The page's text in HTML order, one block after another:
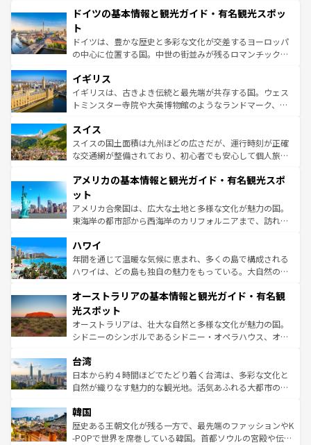
せる。地方によって風土や気候が異なるスペインはその個
ンテンツ一覧 を参照してほしい。
で、幅広い魅力が詰まっている。華麗な宮殿、歴史的な大
聖堂、美しいビーチ、そして豊かな自然が、訪れる者を心
から魅了する。また、フランスは美食の国としても知ら
れ、フランス料理はユネスコ無形文化遺産にも登録されて
香り高いラベンダー畑など、多彩な楽しみ方が可能だ。さ
らに、パリ以外の地域にも魅力が溢れており、どの街角に
も豊かな歴史と文化が息づいている。パリ以外の個性あふ
を参照してほしい。
ドイツの基本情報と観光ガイド・有名観光スポッ
ト
ドイツは、豊かな歴史と多彩な文化が交差するヨーロッパ
の中心に位置する国。中世の街並みが残るロマンチック街
顔を持つこの国は、どこを歩いても飽きることがない。ベ
ルリンの文化的活気、バイエルン州のアルプスの絶景、そ
してライン川沿いのワイン畑といった風景は必見。ビール
は、お酒好きな人にはぜひ体験してほしい。 なお、新着の
ドイツ情報はコンテンツ一覧を参照してほしい。
イギリス
イギリスは、古きよき伝統と最先端が共存する国。ウェス
トミンスター寺院や大英博物館のようなランドマーク、歴
リアごとに異なる魅力がある。また、優雅なアフタヌーン
ティー、ビール好きにはたまらない英国パブ、サッカー観
戦など、本場だからこそできる体験も豊富。イギリスを旅
ンツ一覧を参照してほしい。
スイス
スイスの国土面積は九州ほどの広さだが、運行時刻が正確
な交通網が整備されており、初心者でも安心して個人旅行
の建物がそのまま残る町や、スイスならではのユニークな
博物館もあり、アルプス観光だけでなく町歩きも満喫する
ことができる。国民の所得が高いため物価も高いが、旅行
者向けの交通パス提供のサービスもあり、うまく活用すれ
着のスイス情報は
アメリカの基本情報と観光ガイド・有名観光スポ
ット
アメリカ合衆国は、広大な土地と多様な文化が魅力の国。
東海岸の都市部から西海岸のカリフォルニアまで、訪れる
のような巨大都市は、観光、ショッピング、エンターテイ
ンメントが詰まった刺激的なスポットだ。一方、アメリカ
西部には大自然が広がり、グランドキャニオンやイエロー
部のニューオーリンズでは、音楽と美食が融合した独特の
文化が魅力。旅行者はアメリカの各地域で異なる魅力を楽
しみながら、その多様性と豊かな歴史を感じることができ
るだろう。車でのロードトリップや列車の旅も、アメリカ
情報は
ハワイ
年間を通じて温暖な気候に恵まれ、多くの島で構成される
ハワイは、どの島も独自の魅力をもっている。大自然の神
ワイ島は見逃せない。また、定番の観光地といえばオアフ
島だが、静かな自然を求めるならマウイ島やカウアイ島が
おすすめ。エメラルドグリーンに輝く海をはじめ、豊かな
文化や歴史が息づいている。「アロハスピリット」と呼ば
人々、おいしいローカルフードやハワイアンミュージッ
ク、伝統的なフラダンスなど、すべてがハワイの魅力を彩
っている。訪れるたびに新しい発見と感動が待っているハ
はコンテンツ一覧
オーストラリアの基本情報と観光ガイド・有名観
光スポット
オーストラリアは、壮大な自然と多様な文化が魅力の国。
シドニーのシンボルであるシドニー・オペラハウス、オー
リアリーフや大陸中央部にそびえるウルル（エアーズロッ
ク）、タスマニアの美しい原生林やケアンズの熱帯雨林な
ど、見どころがたくさん。また、カフェやワイン、オージ
いる。アクティビティも充実しており、サーフィンやダイ
ビング、ハイキングなど、アウトドア好きにはたまらな
い。オーストラリアの多彩な魅力を存分に味わいつくそ
台湾
日本から約４時間ほどでたどり着く台湾は、多彩な文化と
自然が織りなす魅力的な観光地。活気あふれる大都市の台
ン）、静ひつな山岳地帯である台湾東部など、都市の喧騒
と山間の静けさが共存しており、訪れる人に新しい発見と
驚きをもたらしてくれる。また、奥深い台湾の食文化も魅
韓国
歴史ある王朝文化が残る一方で、最先端のファッションやK
-POPで世界を席巻している韓国。首都ソウルの宮殿や伝統